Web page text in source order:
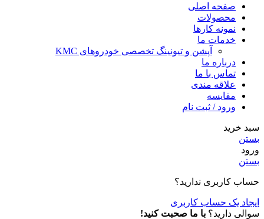
صفحه اصلی
محصولات
نمونه کارها
خدمات ما
آپشن و تیونینگ تخصصی خودروهای KMC
درباره ما
تماس با ما
علاقه مندی
مقايسه
ورود / ثبت نام
سبد خرید
بستن
ورود
بستن
حساب کاربری ندارید؟
ایجاد یک حساب کاربری
سوالی دارید؟ با ما صحبت کنید!